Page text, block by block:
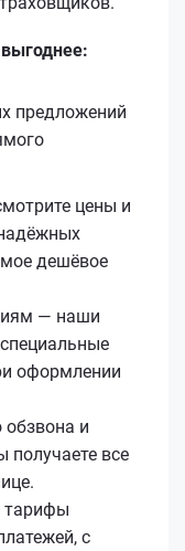
предложений
цены и
дешёвое
— наши
оформлении
и
получаете все
тарифы
с